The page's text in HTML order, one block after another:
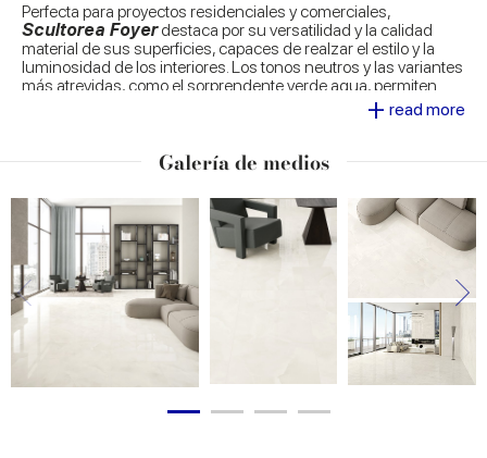
Perfecta para proyectos residenciales y comerciales,
Scultorea Foyer destaca por su versatilidad y la calidad
material de sus superficies, capaces de realzar el estilo y la
luminosidad de los interiores. Los tonos neutros y las variantes
más atrevidas, como el sorprendente verde agua, permiten
infinitas posibilidades de combinación y personalización.
+ read more
Galería de medios